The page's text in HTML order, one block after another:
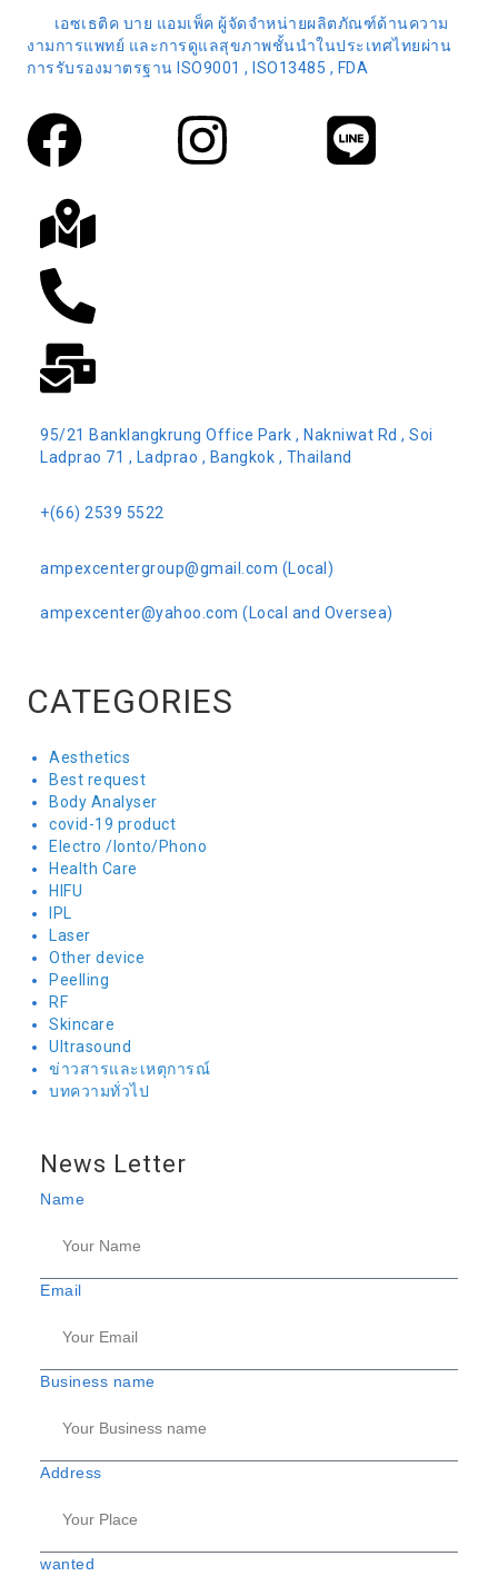
เอซเธติค บาย แอมเพ็ค ผู้จัดจำหน่ายผลิตภัณฑ์ด้านความ
งามการแพทย์ และการดูแลสุขภาพชั้นนำในประเทศไทยผ่าน
การรับรองมาตรฐาน ISO9001 , ISO13485 , FDA
95/21 Banklangkrung Office Park , Nakniwat Rd , Soi
Ladprao 71 , Ladprao , Bangkok , Thailand
+(66) 2539 5522
ampexcentergroup@gmail.com (Local)
ampexcenter@yahoo.com (Local and Oversea)
CATEGORIES
Aesthetics
Best request
Body Analyser
covid-19 product
Electro /Ionto/Phono
Health Care
HIFU
IPL
Laser
Other device
Peelling
RF
Skincare
Ultrasound
ข่าวสารและเหตุการณ์
บทความทั่วไป
News Letter
Name
Email
Business name
Address
wanted